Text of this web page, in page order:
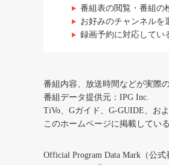
番組表の閲覧・番組の
お好みのチャンネルを
録画予約に対応してい
番組内容、放送時間などが実際
番組データ提供元：IPG Inc.
TiVo、Gガイド、G-GUIDE、お
このホームページに掲載してい
Official Program Data Mark（公式